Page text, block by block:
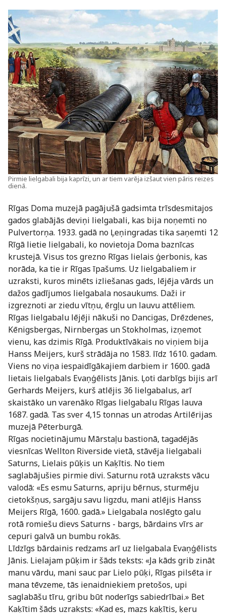
Pirmie lielgabali bija kaprīzi, un ar tiem varēja izšaut vien pāris reizes
dienā.
Rīgas Doma muzejā pagājušā gadsimta trīsdesmitajos
gados glabājās deviņi lielgabali, kas bija noņemti no
Pulvertorņa. 1933. gadā no Ļeņingradas tika saņemti 12
Rīgā lietie lielgabali, ko novietoja Doma baznīcas
krustejā. Visus tos grezno Rīgas lielais ģerbonis, kas
norāda, ka tie ir Rīgas īpašums. Uz lielgabaliem ir
uzraksti, kuros minēts izliešanas gads, lējēja vārds un
dažos gadījumos lielgabala nosaukums. Daži ir
izgreznoti ar ziedu vītņu, ērgļu un lauvu attēliem.
Rīgas lielgabalu lējēji nākuši no Dancigas, Drēzdenes,
Kēnigsbergas, Nirnbergas un Stokholmas, izņemot
vienu, kas dzimis Rīgā. Produktīvākais no viņiem bija
Hanss Meijers, kurš strādāja no 1583. līdz 1610. gadam.
Viens no viņa iespaidīgākajiem darbiem ir 1600. gadā
lietais lielgabals Evaņģēlists Jānis. Ļoti darbīgs bijis arī
Gerhards Meijers, kurš atlējis 36 lielgabalus, arī
skaistāko un varenāko Rīgas lielgabalu Rīgas lauva
1687. gadā. Tas sver 4,15 tonnas un atrodas Artilērijas
muzejā Pēterburgā.
Rīgas nocietinājumu Mārstaļu bastionā, tagadējās
viesnīcas Wellton Riverside vietā, stāvēja lielgabali
Saturns, Lielais pūķis un Kaķītis. No tiem
saglabājušies pirmie divi. Saturnu rotā uzraksts vācu
valodā: «Es esmu Saturns, apriju bērnus, sturmēju
cietokšņus, sargāju savu ligzdu, mani atlējis Hanss
Meijers Rīgā, 1600. gadā.» Lielgabala noslēgto galu
rotā romiešu dievs Saturns - bargs, bārdains vīrs ar
cepuri galvā un bumbu rokās.
Līdzīgs bārdainis redzams arī uz lielgabala Evaņģēlists
Jānis. Lielajam pūķim ir šāds teksts: «Ja kāds grib zināt
manu vārdu, mani sauc par Lielo pūķi, Rīgas pilsēta ir
mana tēvzeme, tās ienaidniekiem pretošos, upi
saglabāšu tīru, gribu būt noderīgs sabiedrībai.» Bet
Kaķītim šāds uzraksts: «Kad es, mazs kaķītis, ķeru